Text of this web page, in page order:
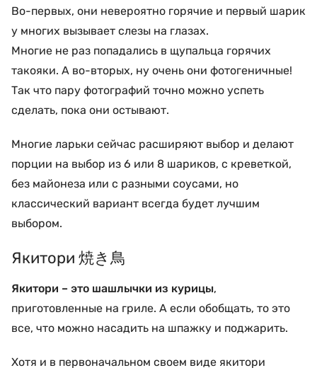
Во-первых, они невероятно горячие и первый шарик
у многих вызывает слезы на глазах.
Многие не раз попадались в щупальца горячих
такояки. А во-вторых, ну очень они фотогеничные!
Так что пару фотографий точно можно успеть
сделать, пока они остывают.
Многие ларьки сейчас расширяют выбор и делают
порции на выбор из 6 или 8 шариков, с креветкой,
без майонеза или с разными соусами, но
классический вариант всегда будет лучшим
выбором.
Якитори 焼き鳥
Якитори – это шашлычки из курицы,
приготовленные на гриле. А если обобщать, то это
все, что можно насадить на шпажку и поджарить.
Хотя и в первоначальном своем виде якитори